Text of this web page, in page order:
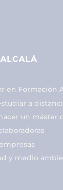
en Formación
a
un
y medio